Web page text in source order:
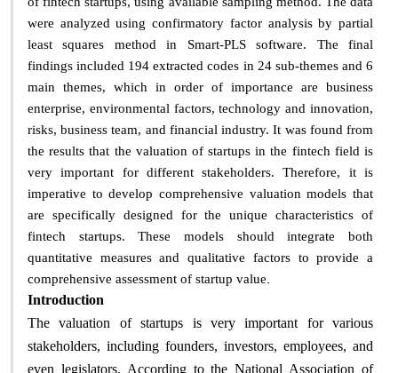
were analyzed using confirmatory factor analysis by partial
least squares method in Smart-PLS software. The final
findings included 194 extracted codes in 24 sub-themes and 6
main themes, which in order of importance are business
enterprise, environmental factors, technology and innovation,
risks, business team, and financial industry. It was found from
the results that the valuation of startups in the fintech field is
very important for different stakeholders. Therefore, it is
imperative to develop comprehensive valuation models that
are specifically designed for the unique characteristics of
fintech startups. These models should integrate both
quantitative measures and qualitative factors to provide a
comprehensive assessment of startup value.
Introduction
The valuation of startups is very important for various
stakeholders, including founders, investors, employees, and
even legislators. According to the National Association of